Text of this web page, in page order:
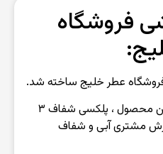
فروشگاه
عطر خلیج ساخته شد.
متریال به کار رفته در ساخت این محصول ، پلکسی شفاف ۳
مشتری آبی و شفاف